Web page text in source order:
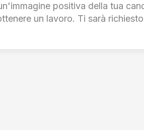
positiva della tua
un lavoro. Ti sarà